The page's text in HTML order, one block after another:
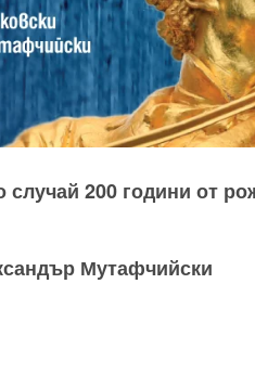
200 години от
Мутафчийски